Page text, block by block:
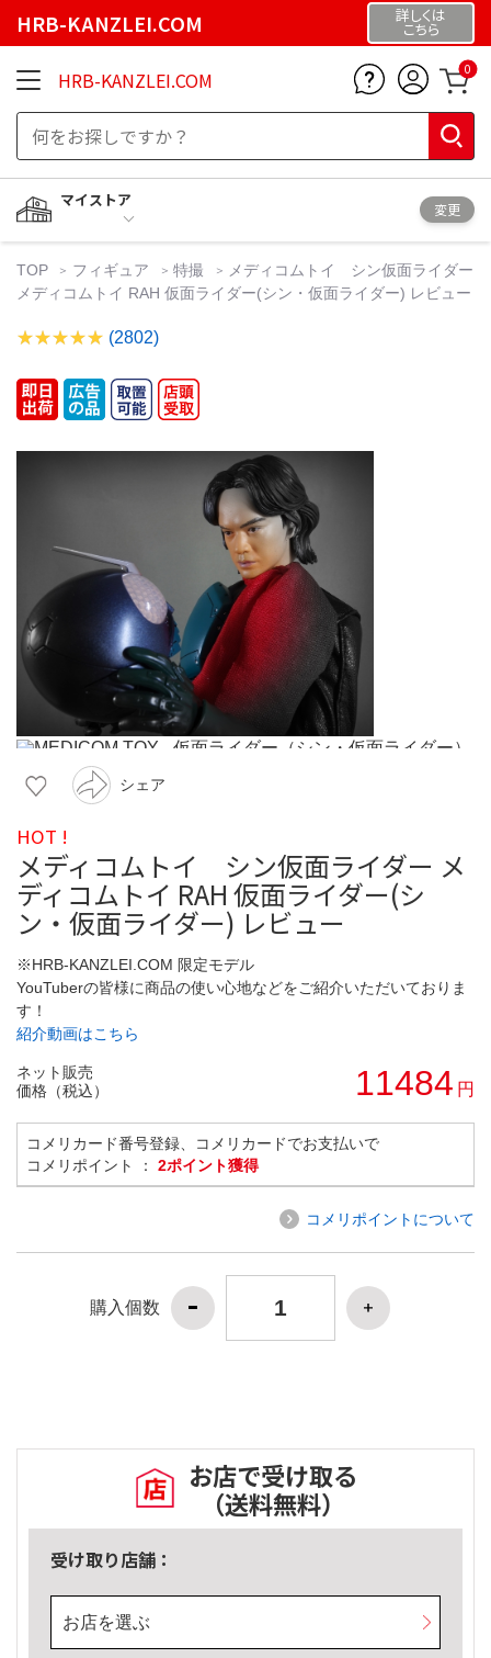
HRB-KANZLEI.COM 詳しくは
こちら
HRB-KANZLEI.COM 0
マイストア
変更
TOP フィギュア 特撮
メディコムトイ シン仮面ライダー
メディコムトイ RAH 仮面ライダー(シン・仮面ライダー) レビュー
(2802)
シェア
HOT !
メディコムトイ シン仮面ライダー メ
ディコムトイ RAH 仮面ライダー(シ
ン・仮面ライダー) レビュー
※HRB-KANZLEI.COM 限定モデル
YouTuberの皆様に商品の使い心地などをご紹介いただいておりま
す！
紹介動画はこちら
ネット販売
価格（税込）
11484 円
コメリカード番号登録、コメリカードでお支払いで
コメリポイント ： 2ポイント獲得
コメリポイントについて
購入個数
お店で受け取る
（送料無料）
受け取り店舗：
お店を選ぶ